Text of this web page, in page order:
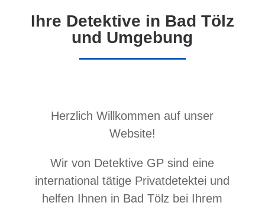
Ihre Detektive in Bad Tölz
und Umgebung
Herzlich Willkommen auf unser
Website!
Wir von Detektive GP sind eine
international tätige Privatdetektei und
helfen Ihnen in Bad Tölz bei Ihrem